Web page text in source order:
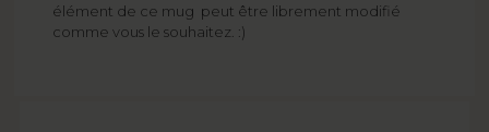
élément de ce mug peut être librement modifié
comme vous le souhaitez. :)